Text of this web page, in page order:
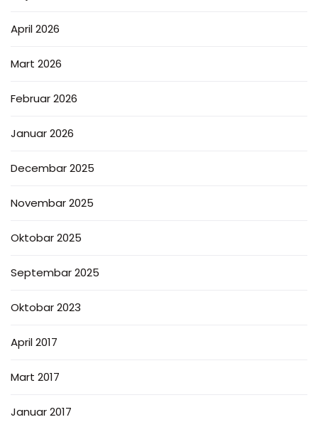
April 2026
Mart 2026
Februar 2026
Januar 2026
Decembar 2025
Novembar 2025
Oktobar 2025
Septembar 2025
Oktobar 2023
April 2017
Mart 2017
Januar 2017